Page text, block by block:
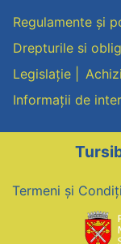
Regulamente și
Drepturile si
Legislație
Informații de
Termeni și